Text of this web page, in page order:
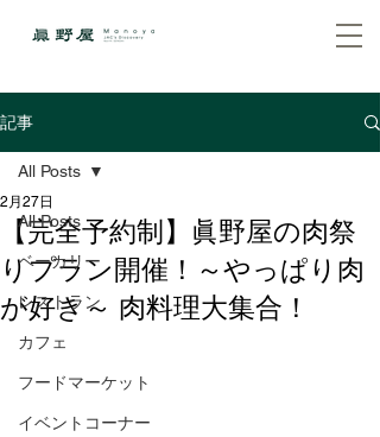
記事
All Posts
ベーカリー
レストラン
カフェ
フードマーケット
イベントコーナー
All Posts
【完全予約制】眞野屋の肉祭
りプラン開催！～やっぱり肉
が好き～ 肉料理大集合！
2月27日